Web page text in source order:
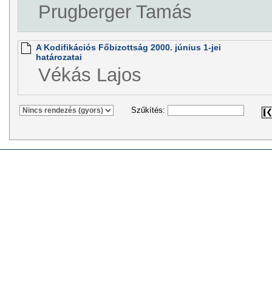
Prugberger Tamás
A Kodifikációs Főbizottság 2000. június 1-jei
határozatai
Vékás Lajos
Szűkítés: